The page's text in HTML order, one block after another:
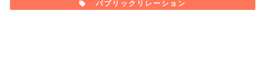
パブリックリレーション